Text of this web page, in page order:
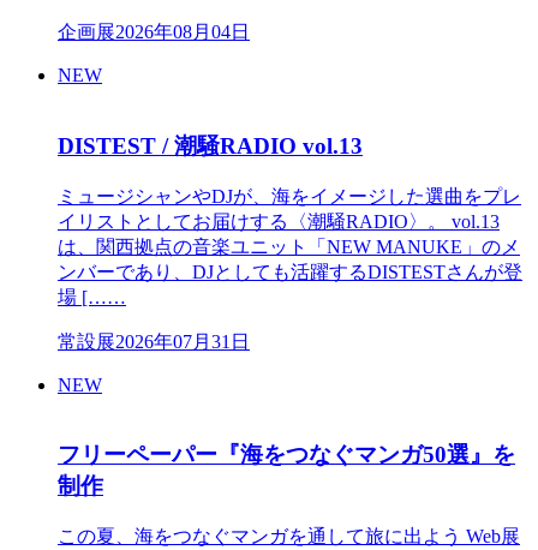
企画展2026年08月04日
NEW
DISTEST / 潮騒RADIO vol.13
ミュージシャンやDJが、海をイメージした選曲をプレ
イリストとしてお届けする〈潮騒RADIO〉。 vol.13
は、関西拠点の音楽ユニット「NEW MANUKE」のメ
ンバーであり、DJとしても活躍するDISTESTさんが登
場 [……
常設展2026年07月31日
NEW
フリーペーパー『海をつなぐマンガ50選』を
制作
この夏、海をつなぐマンガを通して旅に出よう Web展